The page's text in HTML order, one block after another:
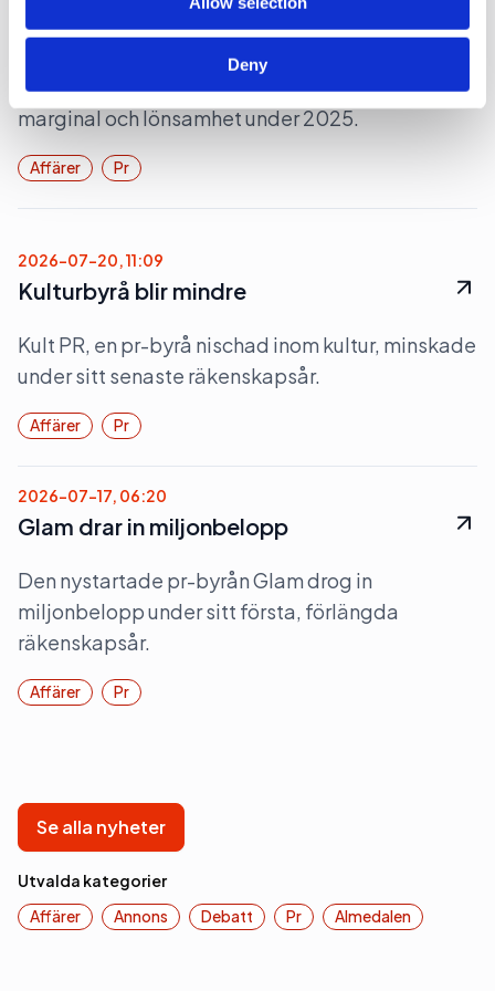
Deny
Minskad lönsamhet på Hallvarsson
Pr-byrån Hallvarsson & Halvarsson tappade i
marginal och lönsamhet under 2025.
Affärer Pr
2026-07-20, 11:09
Kulturbyrå blir mindre
Kult PR, en pr-byrå nischad inom kultur, minskade
under sitt senaste räkenskapsår.
Affärer Pr
2026-07-17, 06:20
Glam drar in miljonbelopp
Den nystartade pr-byrån Glam drog in
miljonbelopp under sitt första, förlängda
räkenskapsår.
Affärer Pr
Se alla nyheter
Utvalda kategorier
Affärer
Annons Debatt Pr Almedalen